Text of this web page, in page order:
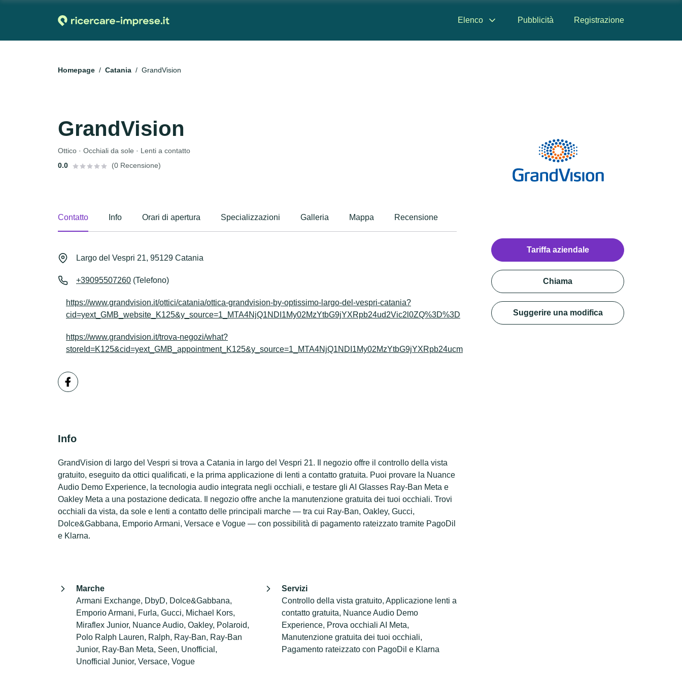
Elenco Pubblicità Registrazione
Homepage Catania GrandVision
GrandVision
Ottico · Occhiali da sole · Lenti a contatto
0.0
(0 Recensione)
Contatto Info Orari di apertura Specializzazioni Galleria Mappa Recensione
Largo del Vespri 21, 95129 Catania
+39095507260 (Telefono)
https://www.grandvision.it/ottici/catania/ottica-grandvision-by-optissimo-largo-del-vespri-catania?
cid=yext_GMB_website_K125&y_source=1_MTA4NjQ1NDI1My02MzYtbG9jYXRpb24ud2Vic2l0ZQ%3D%3D
https://www.grandvision.it/trova-negozi/what?
storeId=K125&cid=yext_GMB_appointment_K125&y_source=1_MTA4NjQ1NDI1My02MzYtbG9jYXRpb24ucmVzZXJ2YXRpb25fdXJs
Info
GrandVision di largo del Vespri si trova a Catania in largo del Vespri 21. Il negozio offre il controllo della vista
gratuito, eseguito da ottici qualificati, e la prima applicazione di lenti a contatto gratuita. Puoi provare la Nuance
Audio Demo Experience, la tecnologia audio integrata negli occhiali, e testare gli AI Glasses Ray-Ban Meta e
Oakley Meta a una postazione dedicata. Il negozio offre anche la manutenzione gratuita dei tuoi occhiali. Trovi
occhiali da vista, da sole e lenti a contatto delle principali marche — tra cui Ray-Ban, Oakley, Gucci,
Dolce&Gabbana, Emporio Armani, Versace e Vogue — con possibilità di pagamento rateizzato tramite PagoDil
e Klarna.
Marche
Armani Exchange, DbyD, Dolce&Gabbana,
Emporio Armani, Furla, Gucci, Michael Kors,
Miraflex Junior, Nuance Audio, Oakley, Polaroid,
Polo Ralph Lauren, Ralph, Ray-Ban, Ray-Ban
Junior, Ray-Ban Meta, Seen, Unofficial,
Unofficial Junior, Versace, Vogue
Servizi
Controllo della vista gratuito, Applicazione lenti a
contatto gratuita, Nuance Audio Demo
Experience, Prova occhiali AI Meta,
Manutenzione gratuita dei tuoi occhiali,
Pagamento rateizzato con PagoDil e Klarna
Tariffa aziendale
Chiama
Suggerire una modifica